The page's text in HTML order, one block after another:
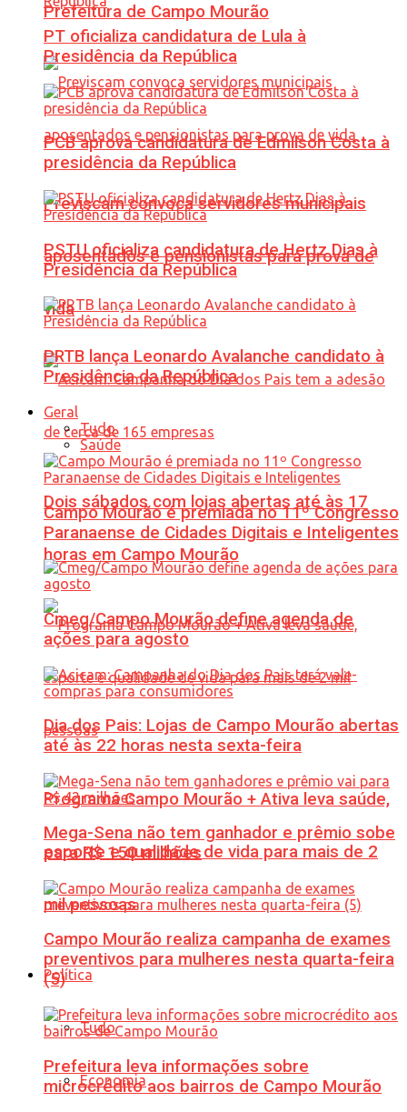
Prefeitura de Campo Mourão
Previscam convoca servidores municipais
aposentados e pensionistas para prova de
vida
Dois sábados com lojas abertas até às 17
horas em Campo Mourão
Programa Campo Mourão + Ativa leva saúde,
esporte e qualidade de vida para mais de 2
mil pessoas
Política
Tudo
Economia
PT oficializa candidatura de Lula à
Presidência da República
PCB aprova candidatura de Edmilson Costa à
presidência da República
PSTU oficializa candidatura de Hertz Dias à
Presidência da República
PRTB lança Leonardo Avalanche candidato à
Presidência da República
Geral
Tudo
Saúde
Campo Mourão é premiada no 11º Congresso
Paranaense de Cidades Digitais e Inteligentes
Cmeg/Campo Mourão define agenda de
ações para agosto
Dia dos Pais: Lojas de Campo Mourão abertas
até às 22 horas nesta sexta-feira
Mega-Sena não tem ganhador e prêmio sobe
para R$ 150 milhões
Campo Mourão realiza campanha de exames
preventivos para mulheres nesta quarta-feira
(5)
Prefeitura leva informações sobre
microcrédito aos bairros de Campo Mourão